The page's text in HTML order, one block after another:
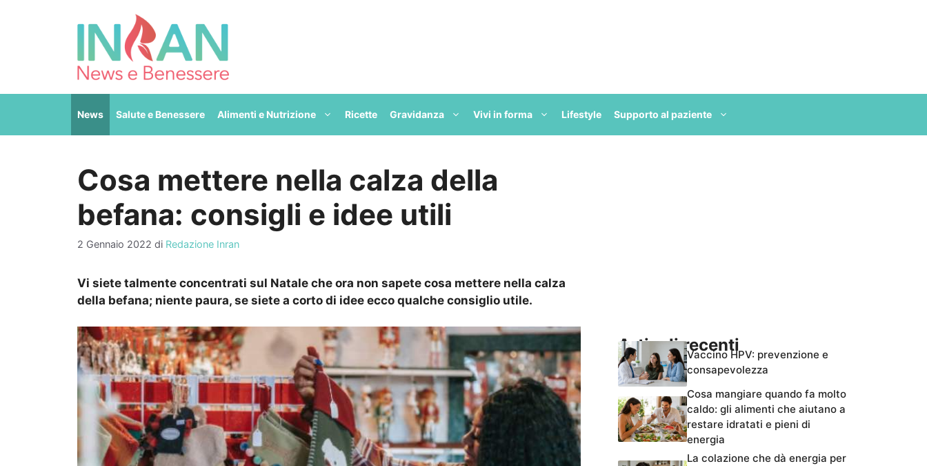
News Salute e Benessere Alimenti e Nutrizione Ricette Gravidanza Vivi in forma Lifestyle Supporto al paziente
Cosa mettere nella calza della
befana: consigli e idee utili
2 Gennaio 2022 di Redazione Inran
Vi siete talmente concentrati sul Natale che ora non sapete cosa mettere nella calza
della befana; niente paura, se siete a corto di idee ecco qualche consiglio utile.
Articoli recentiVaccino HPV: prevenzione e
consapevolezza
Cosa mangiare quando fa molto
caldo: gli alimenti che aiutano a
restare idratati e pieni di
energia
La colazione che dà energia per